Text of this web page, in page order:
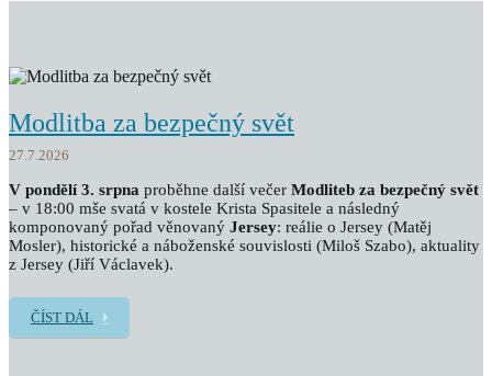
Modlitba za bezpečný svět
27.7.2026
V pondělí 3. srpna proběhne další večer Modliteb za bezpečný svět
– v 18:00 mše svatá v kostele Krista Spasitele a následný
komponovaný pořad věnovaný Jersey: reálie o Jersey (Matěj
Mosler), historické a náboženské souvislosti (Miloš Szabo), aktuality
z Jersey (Jiří Václavek).
ČÍST DÁL